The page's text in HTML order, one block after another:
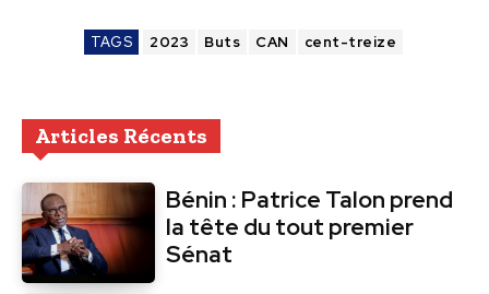
TAGS 2023 Buts CAN cent-treize
Articles Récents
Bénin : Patrice Talon prend
la tête du tout premier
Sénat